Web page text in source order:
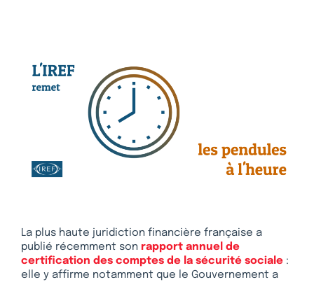
La plus haute juridiction financière française a
publié récemment son rapport annuel de
certification des comptes de la sécurité sociale :
elle y affirme notamment que le Gouvernement a